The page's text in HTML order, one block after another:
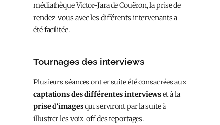
médiathèque Victor-Jara de Couëron, la prise de
rendez-vous avec les différents intervenants a
été facilitée.
Tournages des interviews
Plusieurs séances ont ensuite été consacrées aux
captations des différentes interviewset à la
prise d’imagesqui serviront par la suite à
illustrer les voix-off des reportages.